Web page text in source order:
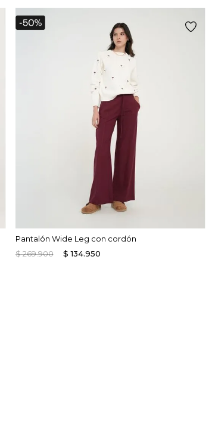
Pantalón Wide Leg con cordón
$269.900 $ 134.950